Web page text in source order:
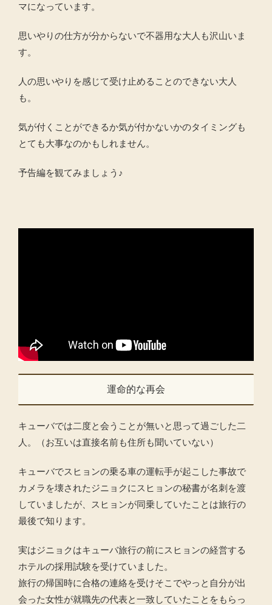
マになっています。
思いやりの仕方が分からないで不器用な大人も沢山いま
す。
人の思いやりを感じて受け止めることのできない大人
も。
気が付くことができるか気が付かないかのタイミングも
とても大事なのかもしれません。
予告編を観てみましょう♪
運命的な再会
キューバでは二度と会うことが無いと思って過ごした二
人。（お互いは直接名前も住所も聞いていない）
キューバでスヒョンの乗る車の運転手が起こした事故で
カメラを壊されたジニョクにスヒョンの秘書が名刺を渡
していましたが、スヒョンが同乗していたことは旅行の
最後で知ります。
実はジニョクはキューバ旅行の前にスヒョンの経営する
ホテルの採用試験を受けていました。
旅行の帰国時に合格の連絡を受けそこでやっと自分が出
会った女性が就職先の代表と一致していたことをもらっ